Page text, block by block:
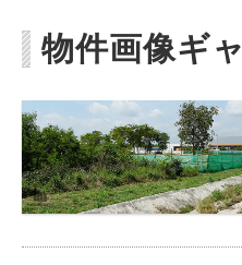
物件画像ギ